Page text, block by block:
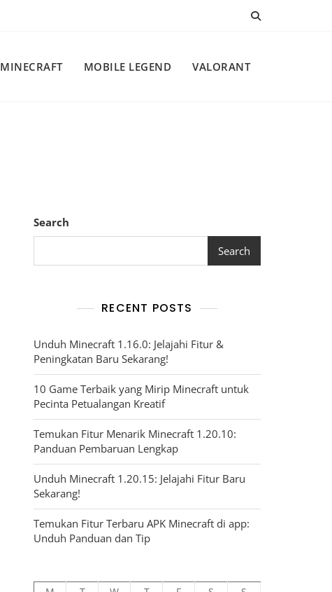
MINECRAFT MOBILE LEGEND VALORANT
Search
Search
RECENT POSTS
Unduh Minecraft 1.16.0: Jelajahi Fitur &
Peningkatan Baru Sekarang!
10 Game Terbaik yang Mirip Minecraft untuk
Pecinta Petualangan Kreatif
Temukan Fitur Menarik Minecraft 1.20.10:
Panduan Pembaruan Lengkap
Unduh Minecraft 1.20.15: Jelajahi Fitur Baru
Sekarang!
Temukan Fitur Terbaru APK Minecraft di app:
Unduh Panduan dan Tip